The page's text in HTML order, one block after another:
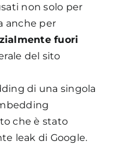
non solo per
anche per
fuori
del sito
di una singola
che è stato
leak di Google.